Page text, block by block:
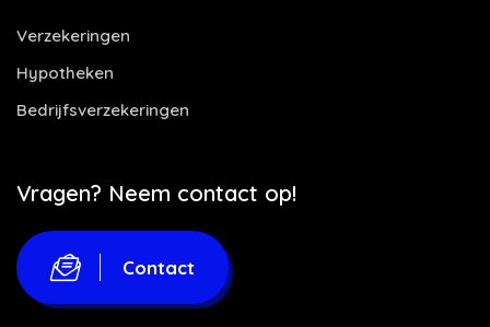
Verzekeringen
Hypotheken
Bedrijfsverzekeringen
Vragen? Neem contact op!
Contact